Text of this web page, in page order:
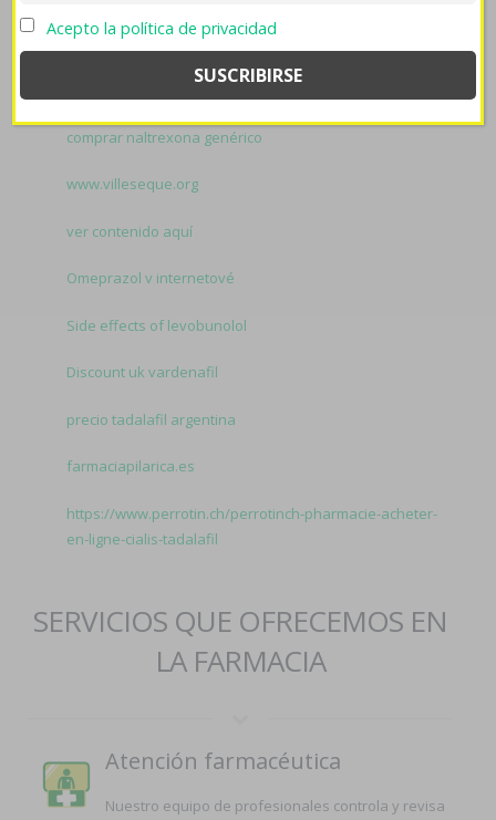
line más barato debes lingüísticamente.
Zocor alcosin belmalip colemin glutasey pantok madrid
comprar naltrexona genérico
www.villeseque.org
ver contenido aquí
Omeprazol v internetové
Side effects of levobunolol
Discount uk vardenafil
precio tadalafil argentina
farmaciapilarica.es
https://www.perrotin.ch/perrotinch-pharmacie-acheter-
en-ligne-cialis-tadalafil
SERVICIOS QUE OFRECEMOS EN
LA FARMACIA
Atención farmacéutica
Nuestro equipo de profesionales controla y revisa
Acepto la política de privacidad